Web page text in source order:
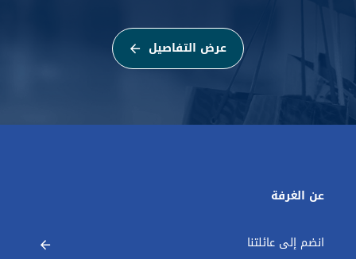
عرض التفاصيل
عن الغرفة
انضم إلى عائلتنا